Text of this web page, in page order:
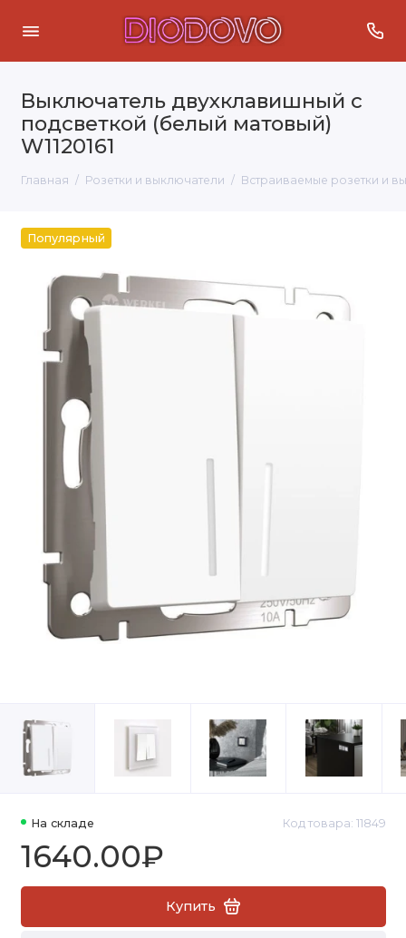
Выключатель двухклавишный с
подсветкой (белый матовый)
W1120161
Главная Розетки и выключатели Встраиваемые розетки и
Популярный
На складе Код товара: 11849
1640.00₽
Купить